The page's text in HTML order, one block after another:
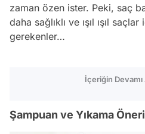
zaman özen ister. Peki, saç
daha sağlıklı ve ışıl ışıl
gerekenler…
İçeriğin Devamı
Şampuan ve Yıkama